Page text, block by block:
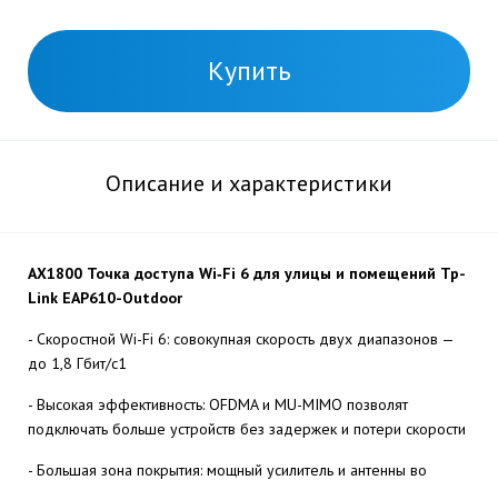
Купить
Описание и характеристики
AX1800 Точка доступа Wi‑Fi 6 для улицы и помещений Tp-
Link EAP610-Outdoor
- Скоростной Wi-Fi 6: совокупная скорость двух диапазонов —
до 1,8 Гбит/с1
- Высокая эффективность: OFDMA и MU-MIMO позволят
подключать больше устройств без задержек и потери скорости
- Большая зона покрытия: мощный усилитель и антенны во